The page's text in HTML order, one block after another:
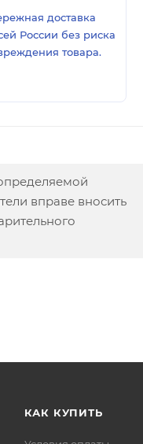
доставка
России без риска
товара.
вправе вносить
КАК КУПИТЬ